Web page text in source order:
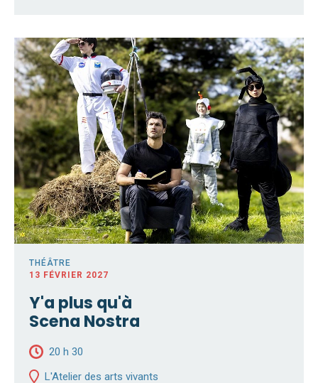
THÉÂTRE
13 FÉVRIER 2027
Y'a plus qu'à
Scena Nostra
20 h 30
L'Atelier des arts vivants